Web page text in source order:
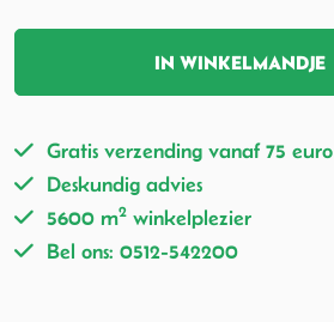
IN WINKELMANDJE
Gratis verzending vanaf 75 euro
Deskundig advies
5600 m2 winkelplezier
Bel ons: 0512-542200